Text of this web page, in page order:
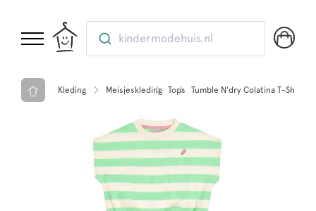
kindermodehuis.nl
Kleding Meisjeskleding Tops Tumble N'dry Colatina T-Shirt